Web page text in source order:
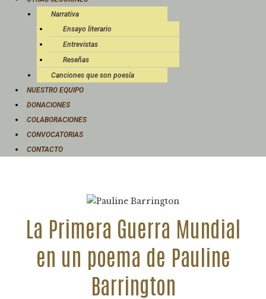
Narrativa
Ensayo literario
Entrevistas
Reseñas
Canciones que son poesía
NUESTRO EQUIPO
DONACIONES
COLABORACIONES
CONVOCATORIAS
CONTACTO
La Primera Guerra Mundial
en un poema de Pauline
Barrington